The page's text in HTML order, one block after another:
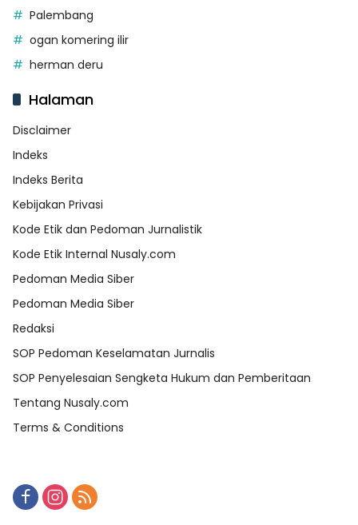
Palembang
ogan komering ilir
herman deru
Halaman
Disclaimer
Indeks
Indeks Berita
Kebijakan Privasi
Kode Etik dan Pedoman Jurnalistik
Kode Etik Internal Nusaly.com
Pedoman Media Siber
Pedoman Media Siber
Redaksi
SOP Pedoman Keselamatan Jurnalis
SOP Penyelesaian Sengketa Hukum dan Pemberitaan
Tentang Nusaly.com
Terms & Conditions